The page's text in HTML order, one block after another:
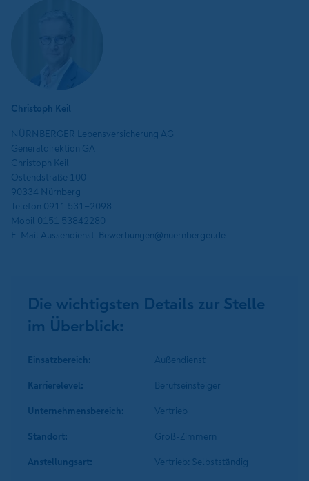
Christoph Keil
NÜRNBERGER Lebensversicherung AG
Generaldirektion GA
Christoph Keil
Ostendstraße 100
90334 Nürnberg
Telefon 0911 531-2098
Mobil 0151 53842280
E-Mail Aussendienst-Bewerbungen@nuernberger.de
Die wichtigsten Details zur Stelle
im Überblick:
Einsatzbereich:
Außendienst
Karrierelevel:
Berufseinsteiger
Unternehmens­bereich:
Vertrieb
Standort:
Groß-Zimmern
Anstellungsart:
Vertrieb: Selbstständig